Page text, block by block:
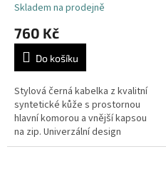
Skladem na prodejně
760 Kč
Do košíku
Stylová černá kabelka z kvalitní
syntetické kůže s prostornou
hlavní komorou a vnější kapsou
na zip. Univerzální design
vhodný pro každodenní nošení i